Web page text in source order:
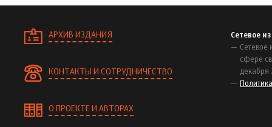
АРХИВ ИЗДАНИЯ
КОНТАКТЫ И СОТРУДНИЧЕСТВО
О ПРОЕКТЕ И АВТОРАХ
Сетевое
Сетевое
сфере
декабря